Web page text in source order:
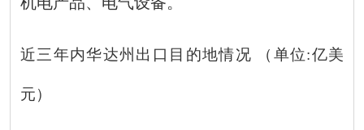
近三年内华达州出口目的地情况 （ 单位:亿美
元）